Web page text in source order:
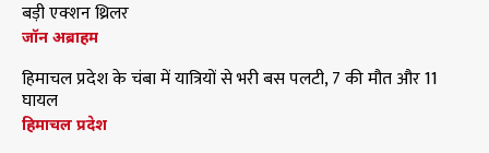
बड़ी एक्शन थ्रिलर
जॉन अब्राहम
हिमाचल प्रदेश के चंबा में यात्रियों से भरी बस पलटी, 7 की मौत और 11
घायल
हिमाचल प्रदेश